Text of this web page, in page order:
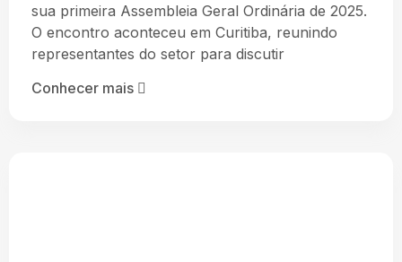
sua primeira Assembleia Geral Ordinária de 2025.
O encontro aconteceu em Curitiba, reunindo
representantes do setor para discutir
Conhecer mais